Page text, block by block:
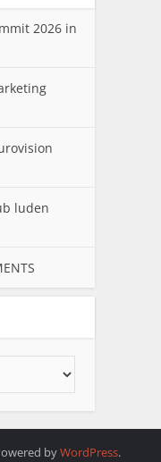
2026 in
luden
byWordPress.